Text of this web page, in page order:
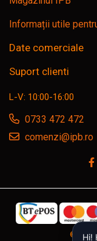
Informații utile
Date comerciale
Suport clienti
L-V: 10:00-16:00
0733 472 472
comenzi@ipb.ro
Hi!